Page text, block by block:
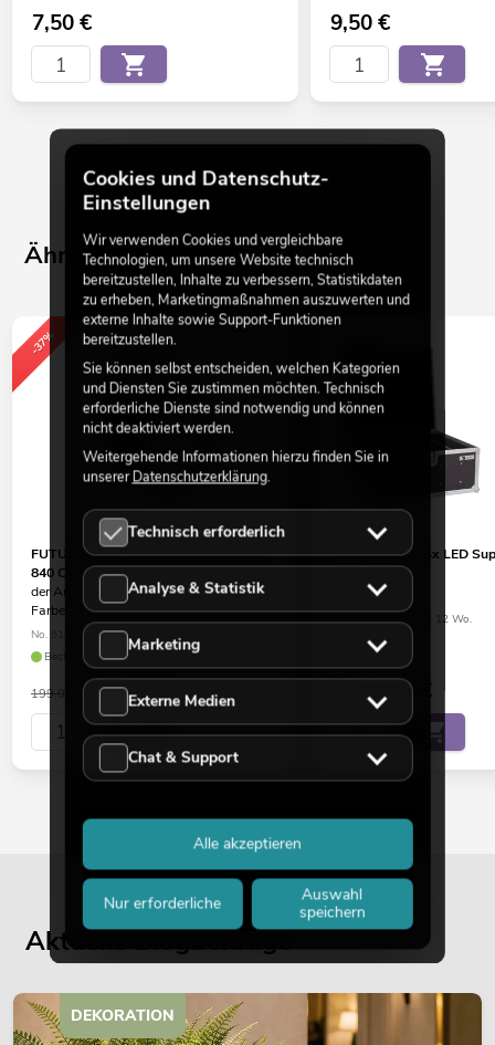
7,50€ 9,50€
Ähnliche Produkte
-37%
FUTURELIGHT PRO Slim Strobe SMD
840 CW
der Artikel ist 100% baugleich, andere
Farbe
No. 51842710
Bestand reicht ca. 12 Wo.
199,00 € 125,21€
EUROLITE Set 4x LED
ABL + Case
No. 20000679
Bestand reicht ca. 12 Wo.
1.449,00 €
Aktuelle Blogbeiträge
DEKORATION
Cookies und Datenschutz-
Einstellungen
Wir verwenden Cookies und vergleichbare
Technologien, um unsere Website technisch
bereitzustellen, Inhalte zu verbessern, Statistikdaten
zu erheben, Marketingmaßnahmen auszuwerten und
externe Inhalte sowie Support-Funktionen
bereitzustellen.
Sie können selbst entscheiden, welchen Kategorien
und Diensten Sie zustimmen möchten. Technisch
erforderliche Dienste sind notwendig und können
nicht deaktiviert werden.
Weitergehende Informationen hierzu finden Sie in
unsererDatenschutzerklärung.
Technisch erforderlich
Analyse & Statistik
Marketing
Externe Medien
Chat & Support
Nur erforderliche
Auswahl
speichern
Alle akzeptieren